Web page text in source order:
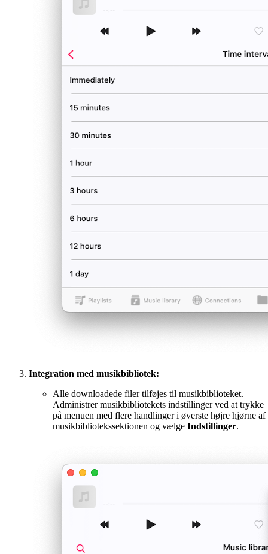
Integration med musikbibliotek:
Alle downloadede filer tilføjes til musikbiblioteket.
Administrer musikbibliotekets indstillinger ved at trykke
på menuen med flere handlinger i øverste højre hjørne af
musikbibliotekssektionen og vælge Indstillinger.